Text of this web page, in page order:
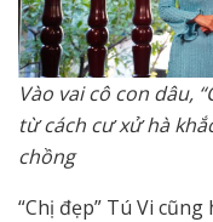
Vào vai cô con dâu,
từ cách cư xử hà
chồng
“Chị đẹp” Tú Vi